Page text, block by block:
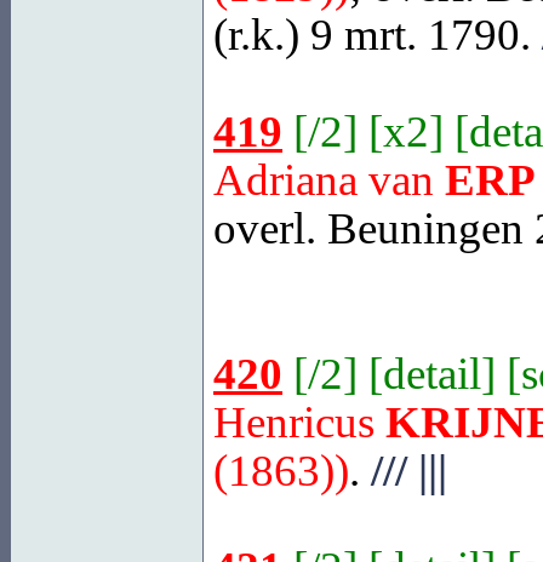
(r.k.) 9 mrt. 1790.
419 [/2] [x2] [
Adriana van ERP
overl. Beuningen
420 [/2] [detail] [
Henricus
(1863)). ///|||